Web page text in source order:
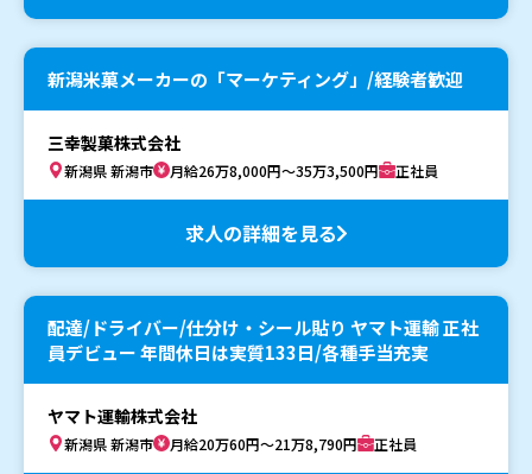
新潟米菓メーカーの「マーケティング」/経験者歓迎
三幸製菓株式会社
新潟県 新潟市 月給26万8,000円～35万3,500円 正社員
求人の詳細を見る
配達/ドライバー/仕分け・シール貼り ヤマト運輸 正社
員デビュー 年間休日は実質133日/各種手当充実
ヤマト運輸株式会社
新潟県 新潟市 月給20万60円～21万8,790円 正社員